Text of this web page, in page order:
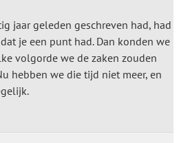
jaar geleden geschreven had, had
je een punt had. Dan konden we
volgorde we de zaken zouden
hebben we die tijd niet meer, en